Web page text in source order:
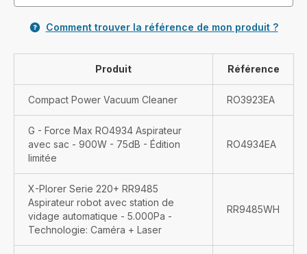
Comment trouver la référence de mon produit ?
Produit Référence
Compact Power Vacuum Cleaner RO3923EA
G - Force Max RO4934 Aspirateur
avec sac - 900W - 75dB - Édition
limitée
RO4934EA
X-Plorer Serie 220+ RR9485
Aspirateur robot avec station de
vidage automatique - 5.000Pa -
Technologie: Caméra + Laser
RR9485WH